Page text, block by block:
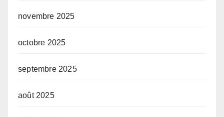
novembre 2025
octobre 2025
septembre 2025
août 2025